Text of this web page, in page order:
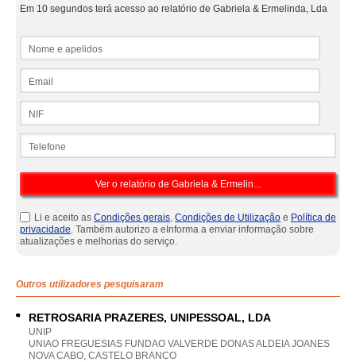
Em 10 segundos terá acesso ao relatório de Gabriela & Ermelinda, Lda
Li e aceito as Condições gerais, Condições de Utilização e Política de
privacidade. Também autorizo a eInforma a enviar informação sobre
atualizações e melhorias do serviço.
Outros utilizadores pesquisaram
RETROSARIA PRAZERES, UNIPESSOAL, LDA
UNIP
UNIAO FREGUESIAS FUNDAO VALVERDE DONAS ALDEIA JOANES
NOVA CABO, CASTELO BRANCO